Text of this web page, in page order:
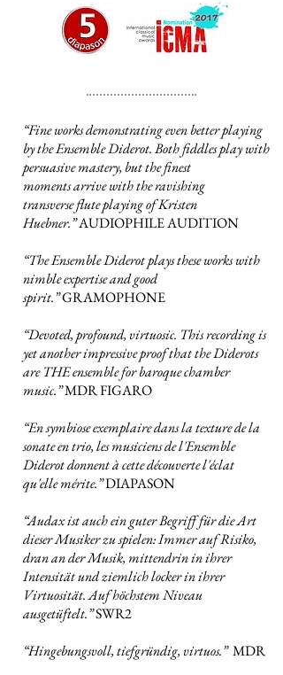
“Fine works demonstrating even better playing
by the Ensemble Diderot. Both fiddles play with
persuasive mastery, but the finest
moments arrive with the ravishing
transverse flute playing of Kristen
Huebner.”AUDIOPHILE AUDITION
“The Ensemble Diderot plays these works with
nimble expertise and good
spirit.”GRAMOPHONE
“Devoted, profound, virtuosic. This recording is
yet another impressive proof that the Diderots
are THE ensemble for baroque chamber
music.”MDR FIGARO
“En symbiose exemplaire dans la texture de la
sonate en trio, les musiciens de l'Ensemble
Diderot donnent à cette découverte l'éclat
qu'elle mérite.”DIAPASON
“Audax ist auch ein guter Begriff für die Art
dieser Musiker zu spielen: Immer auf Risiko,
dran an der Musik, mittendrin in ihrer
Intensität und ziemlich locker in ihrer
Virtuosität.Auf höchstem Niveau
ausgetüftelt.”SWR2
“Hingebungsvoll, tiefgründig, virtuos.”MDR